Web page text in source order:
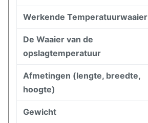
Werkende Temperatuurwaaier
De Waaier van de
opslagtemperatuur
Afmetingen (lengte, breedte,
hoogte)
Gewicht